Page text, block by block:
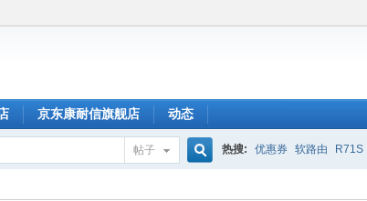
京东康耐信旗舰店 动态
帖子 热搜: 优惠券 软路由 R71S